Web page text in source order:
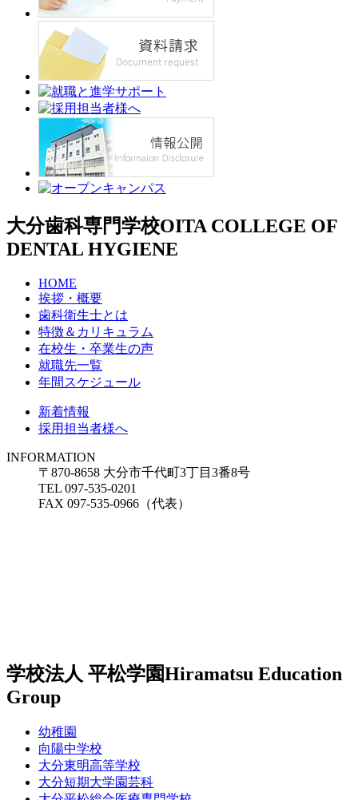
大分歯科専門学校OITA COLLEGE OF
DENTAL HYGIENE
HOME
挨拶・概要
歯科衛生士とは
特徴＆カリキュラム
在校生・卒業生の声
就職先一覧
年間スケジュール
新着情報
採用担当者様へ
INFORMATION
〒870-8658 大分市千代町3丁目3番8号
TEL 097-535-0201
FAX 097-535-0966（代表）
学校法人 平松学園Hiramatsu Education
Group
幼稚園
向陽中学校
大分東明高等学校
大分短期大学園芸科